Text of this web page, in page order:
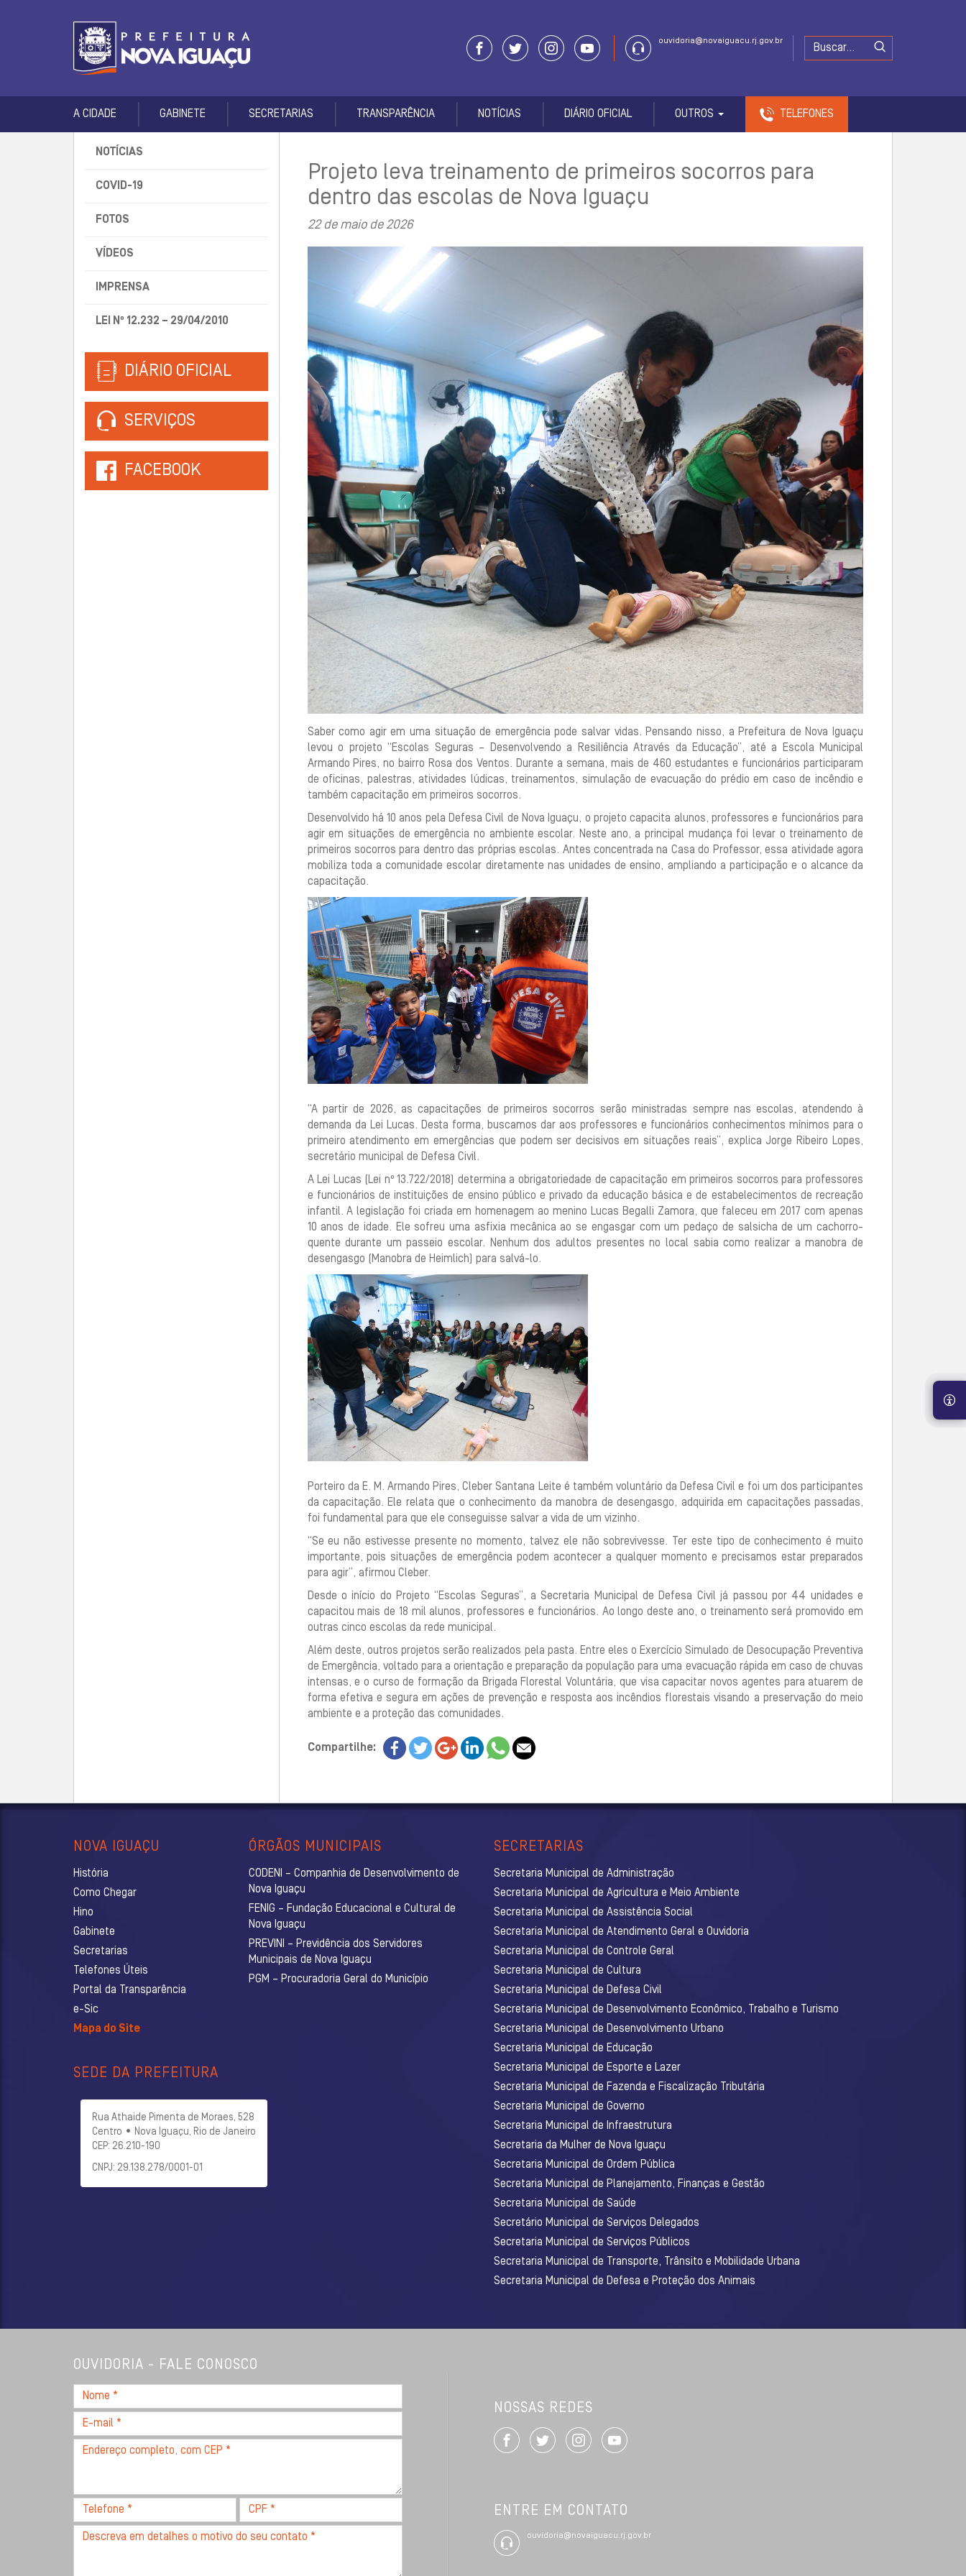
ouvidoria@novaiguacu.rj.gov.br
A CIDADE GABINETE SECRETARIAS TRANSPARÊNCIA NOTÍCIAS DIÁRIO OFICIAL OUTROS TELEFONES
NOTÍCIAS
COVID-19
FOTOS
VÍDEOS
IMPRENSA
LEI Nº 12.232 – 29/04/2010
DIÁRIO OFICIAL
SERVIÇOS
FACEBOOK
Projeto leva treinamento de primeiros socorros para
dentro das escolas de Nova Iguaçu
22 de maio de 2026
Saber como agir em uma situação de emergência pode salvar vidas. Pensando nisso, a Prefeitura de Nova Iguaçu
levou o projeto “Escolas Seguras – Desenvolvendo a Resiliência Através da Educação”, até a Escola Municipal
Armando Pires, no bairro Rosa dos Ventos. Durante a semana, mais de 460 estudantes e funcionários participaram
de oficinas, palestras, atividades lúdicas, treinamentos, simulação de evacuação do prédio em caso de incêndio e
também capacitação em primeiros socorros.
Desenvolvido há 10 anos pela Defesa Civil de Nova Iguaçu, o projeto capacita alunos, professores e funcionários para
agir em situações de emergência no ambiente escolar. Neste ano, a principal mudança foi levar o treinamento de
primeiros socorros para dentro das próprias escolas. Antes concentrada na Casa do Professor, essa atividade agora
mobiliza toda a comunidade escolar diretamente nas unidades de ensino, ampliando a participação e o alcance da
capacitação.
“A partir de 2026, as capacitações de primeiros socorros serão ministradas sempre nas escolas, atendendo à
demanda da Lei Lucas. Desta forma, buscamos dar aos professores e funcionários conhecimentos mínimos para o
primeiro atendimento em emergências que podem ser decisivos em situações reais”, explica Jorge Ribeiro Lopes,
secretário municipal de Defesa Civil.
A Lei Lucas (Lei nº 13.722/2018) determina a obrigatoriedade de capacitação em primeiros socorros para professores
e funcionários de instituições de ensino público e privado da educação básica e de estabelecimentos de recreação
infantil. A legislação foi criada em homenagem ao menino Lucas Begalli Zamora, que faleceu em 2017 com apenas
10 anos de idade. Ele sofreu uma asfixia mecânica ao se engasgar com um pedaço de salsicha de um cachorro-
quente durante um passeio escolar. Nenhum dos adultos presentes no local sabia como realizar a manobra de
desengasgo (Manobra de Heimlich) para salvá-lo.
Porteiro da E. M. Armando Pires, Cleber Santana Leite é também voluntário da Defesa Civil e foi um dos participantes
da capacitação. Ele relata que o conhecimento da manobra de desengasgo, adquirida em capacitações passadas,
foi fundamental para que ele conseguisse salvar a vida de um vizinho.
“Se eu não estivesse presente no momento, talvez ele não sobrevivesse. Ter este tipo de conhecimento é muito
importante, pois situações de emergência podem acontecer a qualquer momento e precisamos estar preparados
para agir”, afirmou Cleber.
Desde o início do Projeto “Escolas Seguras”, a Secretaria Municipal de Defesa Civil já passou por 44 unidades e
capacitou mais de 18 mil alunos, professores e funcionários. Ao longo deste ano, o treinamento será promovido em
outras cinco escolas da rede municipal.
Além deste, outros projetos serão realizados pela pasta. Entre eles o Exercício Simulado de Desocupação Preventiva
de Emergência, voltado para a orientação e preparação da população para uma evacuação rápida em caso de chuvas
intensas, e o curso de formação da Brigada Florestal Voluntária, que visa capacitar novos agentes para atuarem de
forma efetiva e segura em ações de prevenção e resposta aos incêndios florestais visando a preservação do meio
ambiente e a proteção das comunidades.
Compartilhe:
NOVA IGUAÇU
História
Como Chegar
Hino
Gabinete
Secretarias
Telefones Úteis
Portal da Transparência
e-Sic
Mapa do Site
ÓRGÃOS MUNICIPAIS
CODENI – Companhia de Desenvolvimento de
Nova Iguaçu
FENIG – Fundação Educacional e Cultural de
Nova Iguaçu
PREVINI – Previdência dos Servidores
Municipais de Nova Iguaçu
PGM – Procuradoria Geral do Município
SEDE DA PREFEITURA
Rua Athaide Pimenta de Moraes, 528
Centro • Nova Iguaçu, Rio de Janeiro
CEP: 26.210-190
CNPJ: 29.138.278/0001-01
SECRETARIAS
Secretaria Municipal de Administração
Secretaria Municipal de Agricultura e Meio Ambiente
Secretaria Municipal de Assistência Social
Secretaria Municipal de Atendimento Geral e Ouvidoria
Secretaria Municipal de Controle Geral
Secretaria Municipal de Cultura
Secretaria Municipal de Defesa Civil
Secretaria Municipal de Desenvolvimento Econômico, Trabalho e Turismo
Secretaria Municipal de Desenvolvimento Urbano
Secretaria Municipal de Educação
Secretaria Municipal de Esporte e Lazer
Secretaria Municipal de Fazenda e Fiscalização Tributária
Secretaria Municipal de Governo
Secretaria Municipal de Infraestrutura
Secretaria da Mulher de Nova Iguaçu
Secretaria Municipal de Ordem Pública
Secretaria Municipal de Planejamento, Finanças e Gestão
Secretaria Municipal de Saúde
Secretário Municipal de Serviços Delegados
Secretaria Municipal de Serviços Públicos
Secretaria Municipal de Transporte, Trânsito e Mobilidade Urbana
Secretaria Municipal de Defesa e Proteção dos Animais
OUVIDORIA - FALE CONOSCO
Nome
*
E-
mail
Endereço
CEP
Telefone
*
CPF
*
Descreva
NOSSAS REDES
ENTRE EM CONTATO
ouvidoria@novaiguacu.rj.gov.br